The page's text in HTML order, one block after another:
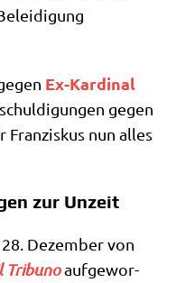
Ex-Kar­di­nal
gegen
Fran­zis­kus nun alles
zur Unzeit
Dezem­ber von
Tri­bu­noauf­ge­wor­